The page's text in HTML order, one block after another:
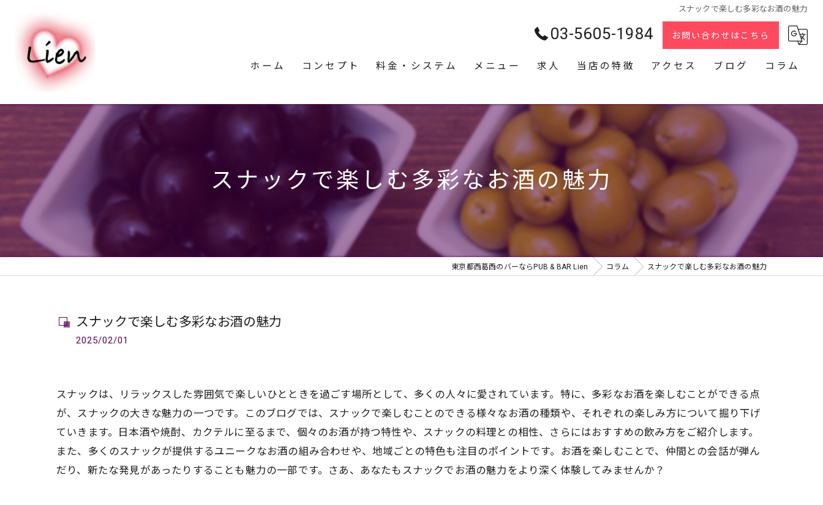
スナックで楽しむ多彩なお酒の魅力
03-5605-1984 お問い合わせはこちら
ホーム コンセプト 料金・システム メニュー 求人 当店の特徴
スナック
2次会
貸切
カラオケ
アクセス ブログ コラム
スナックで楽しむ多彩なお酒の魅力
東京都西葛西のバーならPUB & BAR Lien コラム スナックで楽しむ多彩なお酒の魅力
スナックで楽しむ多彩なお酒の魅力
2025/02/01
スナックは、リラックスした雰囲気で楽しいひとときを過ごす場所として、多くの人々に愛されています。特に、多彩なお酒を楽しむことができる点
が、スナックの大きな魅力の一つです。このブログでは、スナックで楽しむことのできる様々なお酒の種類や、それぞれの楽しみ方について掘り下げ
ていきます。日本酒や焼酎、カクテルに至るまで、個々のお酒が持つ特性や、スナックの料理との相性、さらにはおすすめの飲み方をご紹介します。
また、多くのスナックが提供するユニークなお酒の組み合わせや、地域ごとの特色も注目のポイントです。お酒を楽しむことで、仲間との会話が弾ん
だり、新たな発見があったりすることも魅力の一部です。さあ、あなたもスナックでお酒の魅力をより深く体験してみませんか？